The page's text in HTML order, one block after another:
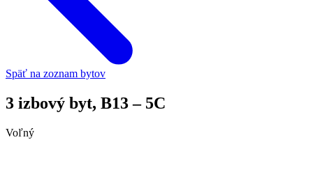
Späť na zoznam bytov
3 izbový byt, B13 – 5C
Voľný